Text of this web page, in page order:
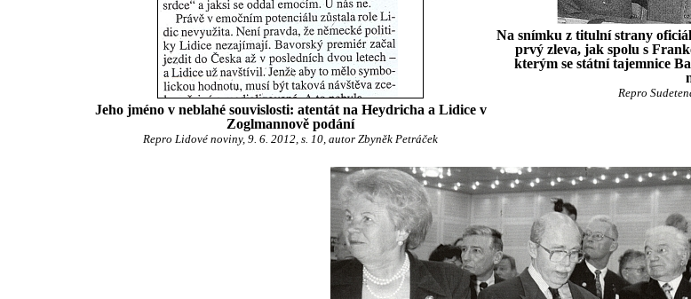
Jeho jméno v neblahé souvislosti: atentát na Heydricha a Lidice v
Zoglmannově podání
Repro Lidové noviny, 9. 6. 2012, s. 10, autor Zbyněk Petráček
Na snímku z titulní strany
prvý zleva, jak spolu s
kterým se státní tajemnice
Repro